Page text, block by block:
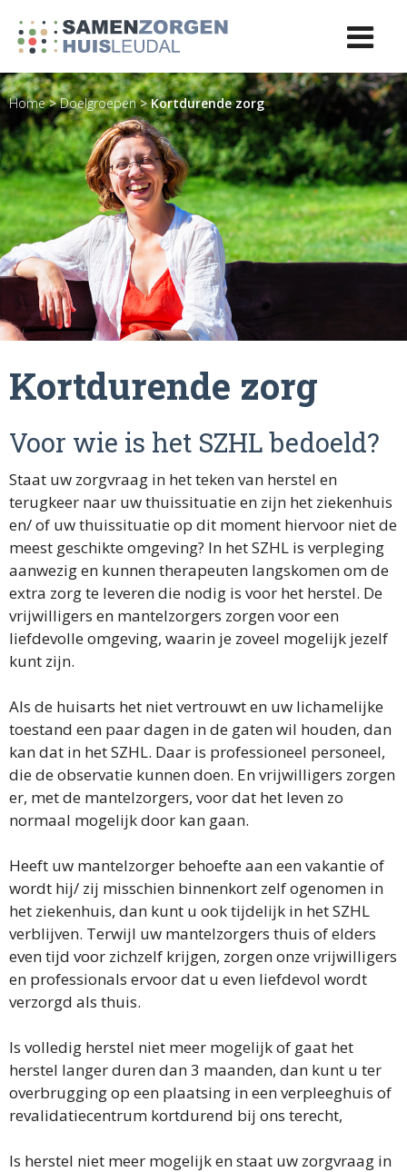
Home>Doelgroepen>Kortdurende zorg
Kortdurende zorg
Voor wie is het SZHL bedoeld?
Staat uw zorgvraag in het teken van herstel en
terugkeer naar uw thuissituatie en zijn het ziekenhuis
en/ of uw thuissituatie op dit moment hiervoor niet de
meest geschikte omgeving? In het SZHL is verpleging
aanwezig en kunnen therapeuten langskomen om de
extra zorg te leveren die nodig is voor het herstel. De
vrijwilligers en mantelzorgers zorgen voor een
liefdevolle omgeving, waarin je zoveel mogelijk jezelf
kunt zijn.
Als de huisarts het niet vertrouwt en uw lichamelijke
toestand een paar dagen in de gaten wil houden, dan
kan dat in het SZHL. Daar is professioneel personeel,
die de observatie kunnen doen. En vrijwilligers zorgen
er, met de mantelzorgers, voor dat het leven zo
normaal mogelijk door kan gaan.
Heeft uw mantelzorger behoefte aan een vakantie of
wordt hij/ zij misschien binnenkort zelf ogenomen in
het ziekenhuis, dan kunt u ook tijdelijk in het SZHL
verblijven. Terwijl uw mantelzorgers thuis of elders
even tijd voor zichzelf krijgen, zorgen onze vrijwilligers
en professionals ervoor dat u even liefdevol wordt
verzorgd als thuis.
Is volledig herstel niet meer mogelijk of gaat het
herstel langer duren dan 3 maanden, dan kunt u ter
overbrugging op een plaatsing in een verpleeghuis of
revalidatiecentrum kortdurend bij ons terecht,
Is herstel niet meer mogelijk en staat uw zorgvraag in